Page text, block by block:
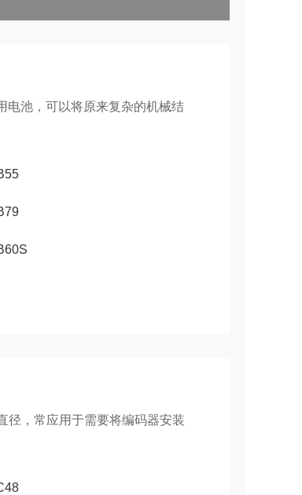
电池，可以将原来复杂的机械结
径，常应用于需要将编码器安装